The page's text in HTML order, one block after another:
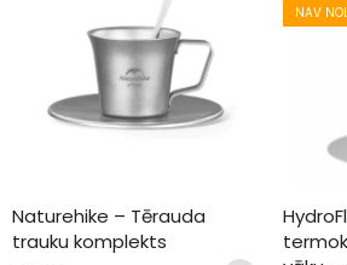
Naturehike – Tērauda
trauku komplekts
NAV